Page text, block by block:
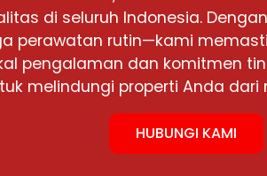
di seluruh Indonesia.
perawatan rutin—kami
pengalaman dan komitmen
melindungi properti Anda dari
HUBUNGI KAMI